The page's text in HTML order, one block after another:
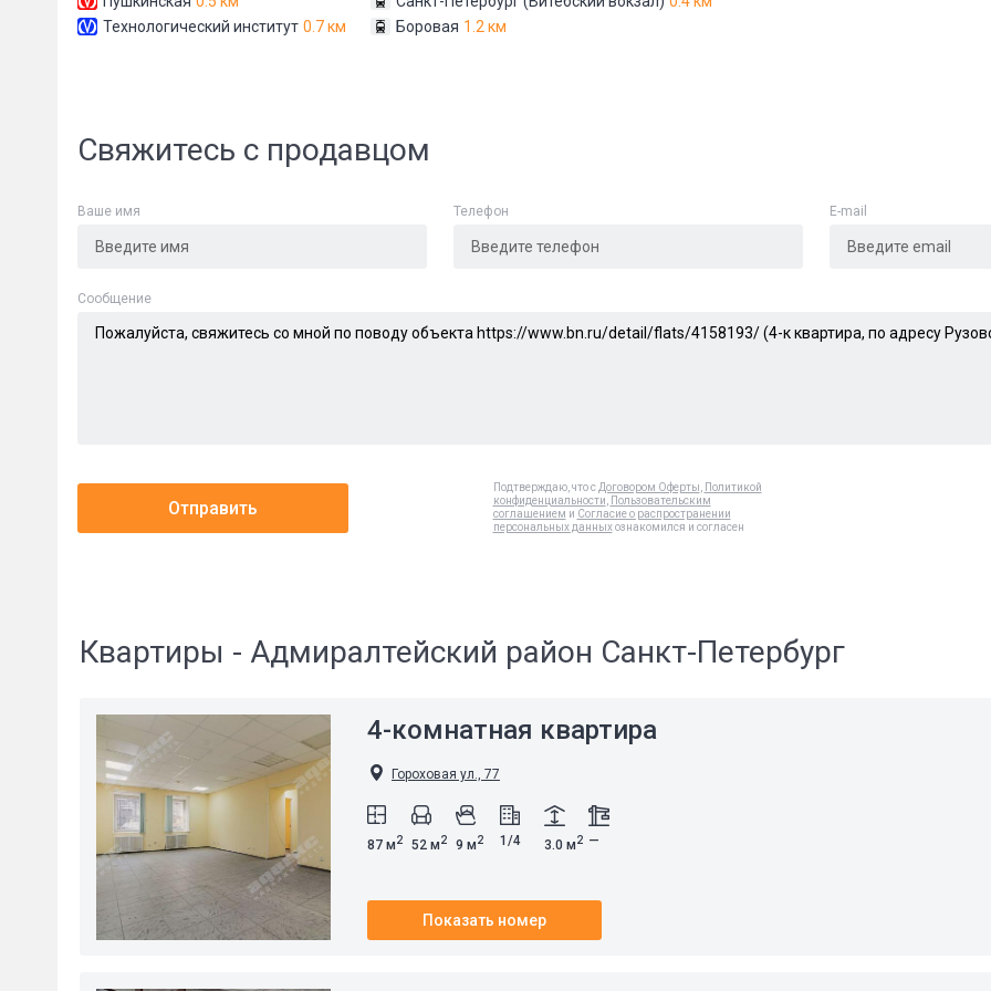
Технологический институт 0.7 км
Боровая 1.2 км
Свяжитесь с продавцом
Ваше имя Телефон E-mail
Cообщение
Отправить
Подтверждаю, что с Договором Оферты
Политикой
конфиденциальности
Пользовательским
соглашением и Согласие о распространении
персональных данныхознакомился и согласен
Квартиры - Адмиралтейский район Санкт-Петербург
4-комнатная квартира
Гороховая ул., 77
87 м2 52 м2 9 м2 1/4 3.0 м2 —
Показать номер